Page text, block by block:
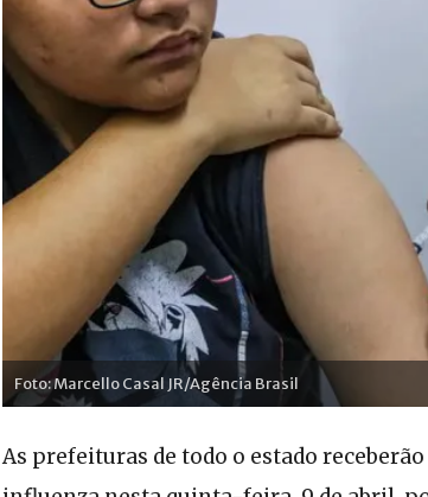
Foto: Marcello Casal JR/Agência Brasil
As prefeituras de todo o estado